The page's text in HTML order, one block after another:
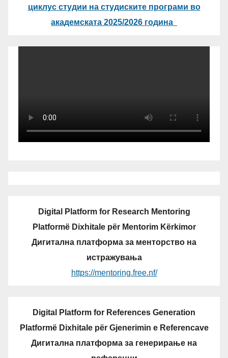
циклус студии на студиските програми во
академската 2025/2026 година
Digital Platform for Research Mentoring
Platformë Dixhitale për Mentorim Kërkimor
Дигитална платформа за менторство на
истражувања
https://mentoring.free.nf/
Digital Platform for References Generation
Platformë Dixhitale për Gjenerimin e Referencave
Дигитална платформа за генерирање на